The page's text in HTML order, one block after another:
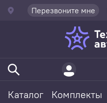
Перезвоните мне
Каталог Комплекты